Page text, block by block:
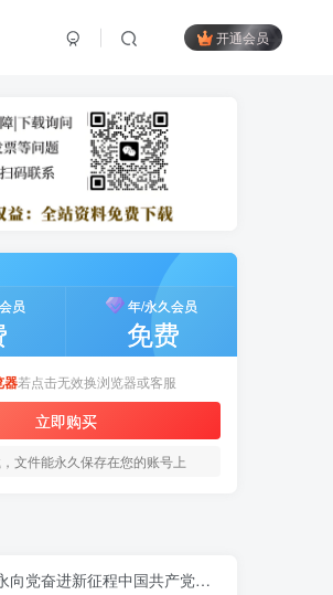
开通会员
员 年/永久会员
免费
器若点击无效换浏览器或客服
立即购买
文件能永久保存在您的账号上
征程中国共产党成立105周年专题党课党建PPT模板